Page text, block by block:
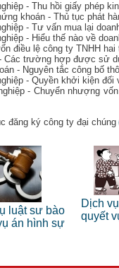
- Thu hồi giấy phép
khoán - Thủ tục phát
- Tư vấn mua lại
- Hiểu thế nào về
điều lệ công ty TNHH
Các trường hợp được sử
- Nguyên tắc công bố
- Quyền khởi kiện đối
- Chuyển nhượng
đăng ký công ty đại chúng
luật sư bào
án hình sự
Dịch
quyết